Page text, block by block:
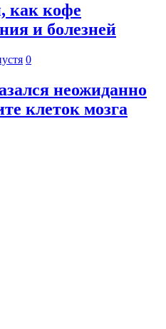
как кофе
и болезней
0
неожиданно
клеток мозга